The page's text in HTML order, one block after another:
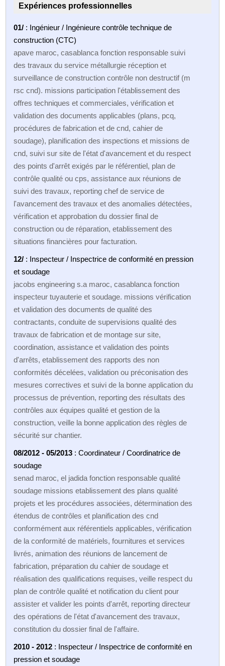
Expériences professionnelles
01/ : Ingénieur / Ingénieure contrôle technique de
construction (CTC)
apave maroc, casablanca fonction responsable suivi
des travaux du service métallurgie réception et
surveillance de construction contrôle non destructif (m
rsc cnd). missions participation l'établissement des
offres techniques et commerciales, vérification et
validation des documents applicables (plans, pcq,
procédures de fabrication et de cnd, cahier de
soudage), planification des inspections et missions de
cnd, suivi sur site de l'état d'avancement et du respect
des points d'arrêt exigés par le référentiel, plan de
contrôle qualité ou cps, assistance aux réunions de
suivi des travaux, reporting chef de service de
l'avancement des travaux et des anomalies détectées,
vérification et approbation du dossier final de
construction ou de réparation, etablissement des
situations financières pour facturation.
12/ : Inspecteur / Inspectrice de conformité en pression
et soudage
jacobs engineering s.a maroc, casablanca fonction
inspecteur tuyauterie et soudage. missions vérification
et validation des documents de qualité des
contractants, conduite de supervisions qualité des
travaux de fabrication et de montage sur site,
coordination, assistance et validation des points
d'arrêts, etablissement des rapports des non
conformités décelées, validation ou préconisation des
mesures correctives et suivi de la bonne application du
processus de prévention, reporting des résultats des
contrôles aux équipes qualité et gestion de la
construction, veille la bonne application des règles de
sécurité sur chantier.
08/2012 - 05/2013 : Coordinateur / Coordinatrice de
soudage
senad maroc, el jadida fonction responsable qualité
soudage missions etablissement des plans qualité
projets et les procédures associées, détermination des
étendus de contrôles et planification des cnd
conformément aux référentiels applicables, vérification
de la conformité de matériels, fournitures et services
livrés, animation des réunions de lancement de
fabrication, préparation du cahier de soudage et
réalisation des qualifications requises, veille respect du
plan de contrôle qualité et notification du client pour
assister et valider les points d'arrêt, reporting directeur
des opérations de l'état d'avancement des travaux,
constitution du dossier final de l'affaire.
2010 - 2012 : Inspecteur / Inspectrice de conformité en
pression et soudage